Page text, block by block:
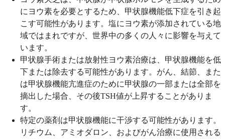
にヨウ素を必要とするため、甲状腺機能低下症を引き起
こす可能性があります。塩にヨウ素が添加されている地
域ではまれですが、世界中の多くの人々に影響を与えて
います。
甲状腺手術または放射性ヨウ素治療は、甲状腺機能を低
下または除去する可能性があります。がん、結節、また
は甲状腺機能亢進症のために甲状腺の一部または全部を
摘出した場合、その後TSH値が上昇することがありま
す。
特定の薬剤は甲状腺機能に干渉する可能性があります。
リチウム、アミオダロン、およびがん治療に使用される